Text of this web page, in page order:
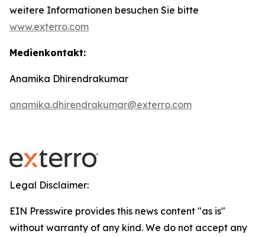
weitere Informationen besuchen Sie bitte
www.exterro.com
Medienkontakt:
Anamika Dhirendrakumar
anamika.dhirendrakumar@exterro.com
Legal Disclaimer:
EIN Presswire provides this news content "as is"
without warranty of any kind. We do not accept any